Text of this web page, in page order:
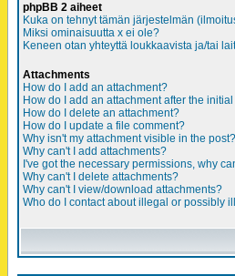
phpBB 2 aiheet
Kuka on tehnyt tämän järjestelmän
Miksi ominaisuutta x ei ole?
Keneen otan yhteyttä loukkaavista ja/tai
Attachments
How do I add an attachment?
How do I add an attachment after the
How do I delete an attachment?
How do I update a file comment?
Why isn't my attachment visible in the post?
Why can't I add attachments?
I've got the necessary permissions, why
Why can't I delete attachments?
Why can't I view/download attachments?
Who do I contact about illegal or possibly